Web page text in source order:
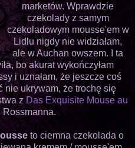
marketów. Wprawdzie
czekolady z samym
czekoladowym mousse'em w
Lidlu nigdy nie widziałam,
ale w Auchan owszem. I ta
bo akurat wykończyłam
i uznałam, że jeszcze coś
nie ukrywam, że trochę się
z Das Exquisite Mouse au
to ciemna czekolada o